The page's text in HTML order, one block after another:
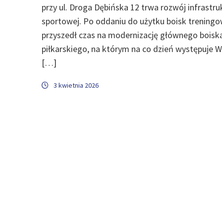
przy ul. Droga Dębińska 12 trwa rozwój
sportowej. Po oddaniu do użytku boisk
przyszedł czas na modernizację głównego
piłkarskiego, na którym na co dzień występuje
[…]
3 kwietnia 2026